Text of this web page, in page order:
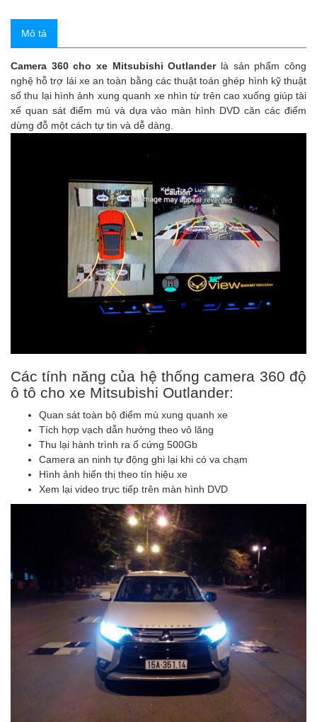
Mô tả
Camera 360cho xe Mitsubishi Outlanderlà sản phẩm công
nghệ hỗ trợ lái xe an toàn bằng các thuật toán ghép hình kỹ thuật
số thu lại hình ảnh xung quanh xe nhìn từ trên cao xuống giúp tài
xế quan sát điểm mù và dựa vào màn hình DVD căn các điểm
dừng đỗ một cách tự tin và dễ dàng.
Các tính năng của hệ thống camera 360 độ
ô tô cho xe Mitsubishi Outlander:
Quan sát toàn bộ điểm mù xung quanh xe
Tích hợp vạch dẫn hướng theo vô lăng
Thu lại hành trình ra ổ cứng 500Gb
Camera an ninh tự động ghi lại khi có va chạm
Hình ảnh hiển thị theo tín hiệu xe
Xem lại video trực tiếp trên màn hình DVD